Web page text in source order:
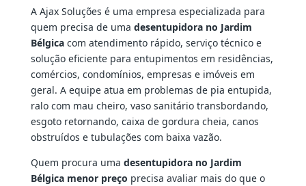
A Ajax Soluções é uma empresa especializada para
quem precisa de uma desentupidora no Jardim
Bélgicacom atendimento rápido, serviço técnico e
solução eficiente para entupimentos em residências,
comércios, condomínios, empresas e imóveis em
geral. A equipe atua em problemas de pia entupida,
ralo com mau cheiro, vaso sanitário transbordando,
esgoto retornando, caixa de gordura cheia, canos
obstruídos e tubulações com baixa vazão.
Quem procura uma desentupidora no Jardim
Bélgica menor preço precisa avaliar mais do que o